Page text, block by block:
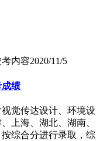
内容2020/11/5
成绩
觉传达设计、环境设
上海、湖北、湖南、
综合分进行录取，综